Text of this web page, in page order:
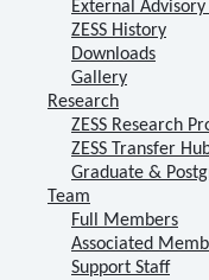
External
ZESS History
Downloads
Gallery
Research
ZESS Research
ZESS Transfer
Graduate &
Team
Full Members
Associated
Support Staff